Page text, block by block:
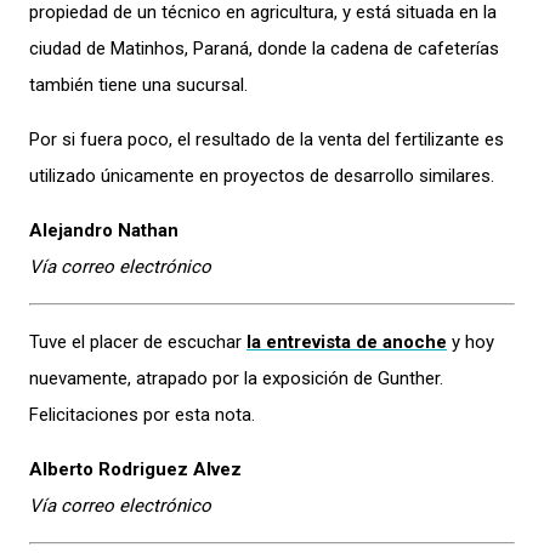
propiedad de un técnico en agricultura, y está situada en la
ciudad de Matinhos, Paraná, donde la cadena de cafeterías
también tiene una sucursal.
Por si fuera poco, el resultado de la venta del fertilizante es
utilizado únicamente en proyectos de desarrollo similares.
Alejandro Nathan
Vía correo electrónico
Tuve el placer de escuchar la entrevista de anoche y hoy
nuevamente, atrapado por la exposición de Gunther.
Felicitaciones por esta nota.
Alberto Rodriguez Alvez
Vía correo electrónico